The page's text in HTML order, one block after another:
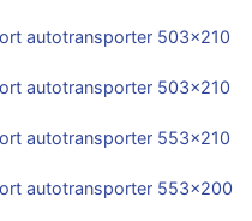
autotransporter 503×210
autotransporter 503×210
autotransporter 553×210
autotransporter 553×200